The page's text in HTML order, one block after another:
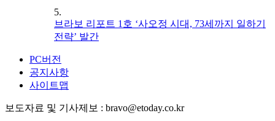
5.
브라보 리포트 1호 ‘사오정 시대, 73세까지 일하기
전략’ 발간
PC버전
공지사항
사이트맵
보도자료 및 기사제보 : bravo@etoday.co.kr